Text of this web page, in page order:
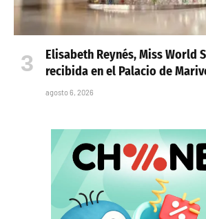
Elisabeth Reynés, Miss World
recibida en el Palacio de
agosto 6, 2026